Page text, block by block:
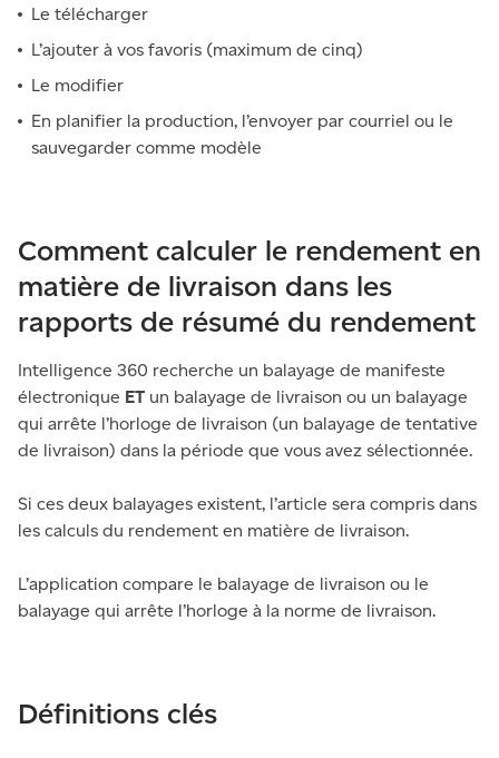
Le télécharger
L’ajouter à vos favoris (maximum de cinq)
Le modifier
En planifier la production, l’envoyer par courriel ou le
sauvegarder comme modèle
Comment calculer le rendement en
matière de livraison dans les
rapports de résumé du rendement
Intelligence 360 recherche un balayage de manifeste
électronique ET un balayage de livraison ou un balayage
qui arrête l’horloge de livraison (un balayage de tentative
de livraison) dans la période que vous avez sélectionnée.
Si ces deux balayages existent, l’article sera compris dans
les calculs du rendement en matière de livraison.
L’application compare le balayage de livraison ou le
balayage qui arrête l’horloge à la norme de livraison.
Définitions clés